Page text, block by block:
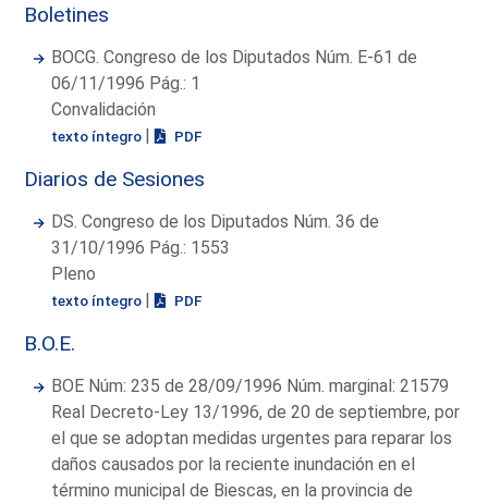
Boletines
BOCG. Congreso de los Diputados Núm. E-61 de
06/11/1996 Pág.: 1
Convalidación
texto íntegro | PDF
Diarios de Sesiones
DS. Congreso de los Diputados Núm. 36 de
31/10/1996 Pág.: 1553
Pleno
texto íntegro | PDF
B.O.E.
BOE Núm: 235 de 28/09/1996 Núm. marginal: 21579
Real Decreto-Ley 13/1996, de 20 de septiembre, por
el que se adoptan medidas urgentes para reparar los
daños causados por la reciente inundación en el
término municipal de Biescas, en la provincia de